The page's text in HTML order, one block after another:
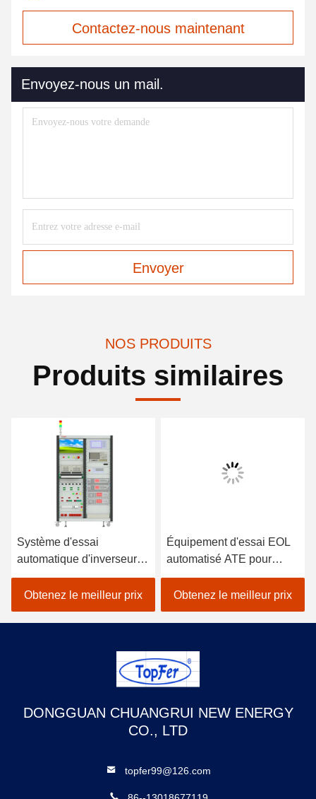
Contactez-nous maintenant
Envoyez-nous un mail.
Envoyer
NOS PRODUITS
Produits similaires
Système d'essai
automatique d'inverseur
de l'ATE
Obtenez le meilleur prix
Équipement d'essai EOL
automatisé ATE pour
source d'alimentation
extérieure de stockage
d'énergie
Obtenez le meilleur prix
DONGGUAN CHUANGRUI NEW ENERGY
CO., LTD
topfer99@126.com